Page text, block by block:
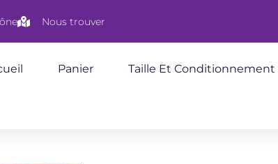
Nous trouver
Panier Taille Et Conditionnement